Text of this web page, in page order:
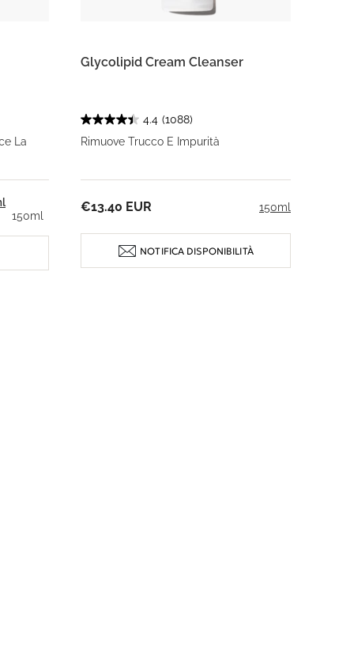
La
150ml
Glycolipid Cream Cleanser
4.4 (1088)
Rimuove Trucco E Impurità
150ml
€13.40 EUR
NOTIFICA DISPONIBILITÀ